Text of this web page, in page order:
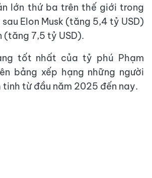
lớn thứ ba trên thế giới trong
Elon Musk (tăng 5,4 tỷ USD)
(tăng 7,5 tỷ USD).
tốt nhất của tỷ phú Phạm
bảng xếp hạng những người
từ đầu năm 2025 đến nay.